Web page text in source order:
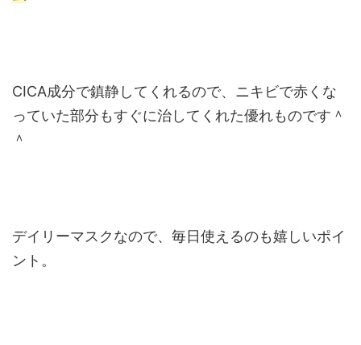
CICA成分で鎮静してくれるので、ニキビで赤くな
っていた部分もすぐに治してくれた優れものです＾
＾
デイリーマスクなので、毎日使えるのも嬉しいポイ
ント。